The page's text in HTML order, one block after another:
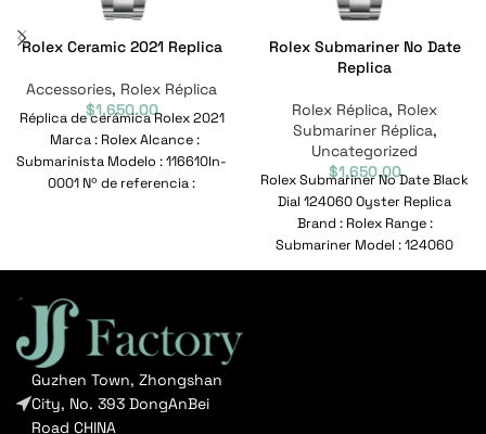
Rolex Ceramic 2021 Replica
Accessories, Rolex Réplica
$1,650.00
Réplica de cerámica Rolex 2021
Marca : Rolex Alcance :
Submarinista Modelo : 116610ln-
0001 Nº de referencia :
Rolex Submariner No Date
Replica
Rolex Réplica, Rolex
Submariner Réplica,
Uncategorized
$1,650.00
Rolex Submariner No Date Black
Dial 124060 Oyster Replica
Brand : Rolex Range :
Submariner Model : 124060
Reference No
Guzhen Town, Zhongshan
City, No. 393 DongAnBei
Road CHINA